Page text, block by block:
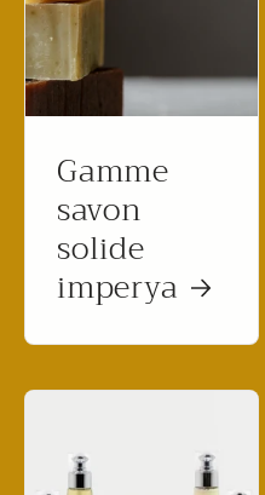
Gamme
savon
solide
imperya